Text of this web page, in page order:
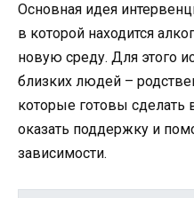
Основная идея
в которой находится
новую среду. Для этого
близких людей –
которые готовы
оказать поддержку и
зависимости.